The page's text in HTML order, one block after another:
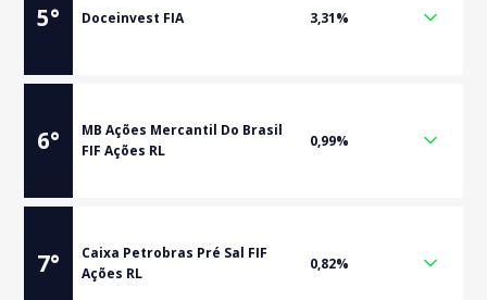
5° Doceinvest FIA 3,31%
6°
MB Ações Mercantil Do Brasil
FIF Ações RL
0,99%
7°
Caixa Petrobras Pré Sal FIF
Ações RL
0,82%